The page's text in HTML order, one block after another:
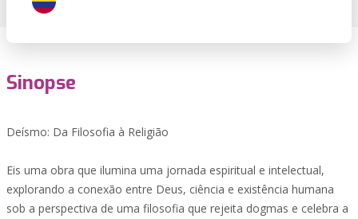
Sinopse
Deísmo: Da Filosofia à Religião
Eis uma obra que ilumina uma jornada espiritual e intelectual,
explorando a conexão entre Deus, ciência e existência humana
sob a perspectiva de uma filosofia que rejeita dogmas e celebra a